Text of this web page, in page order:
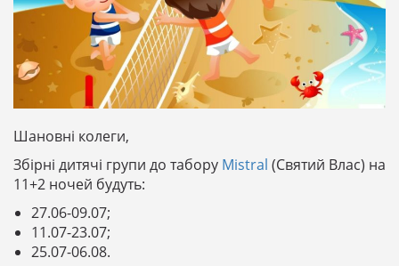
Шановні колеги,
Збірні дитячі групи до табору Mistral (Святий Влас) на
11+2 ночей будуть:
27.06-09.07;
11.07-23.07;
25.07-06.08.